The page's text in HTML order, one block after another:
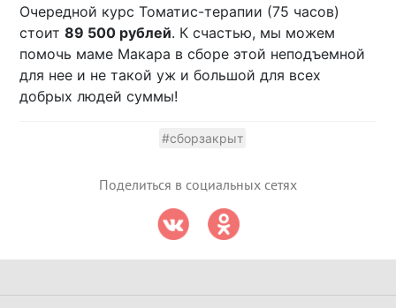
Очередной курс Томатис-терапии (75 часов)
стоит89 500 рублей. К счастью, мы можем
помочь маме Макара в сборе этой неподъемной
для нее и не такой уж и большой для всех
добрых людей суммы!
#сборзакрыт
Поделиться в социальных сетях